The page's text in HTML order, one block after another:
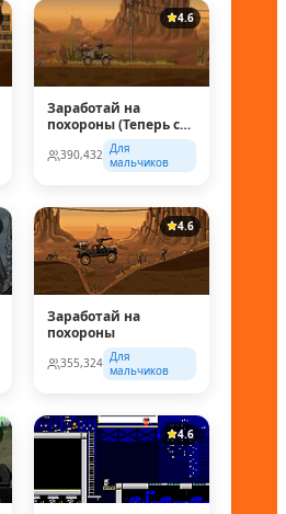
4.6
Заработай на
похороны (Теперь с
супер колесом!)
390,432 Для
мальчиков
4.6
Заработай на
похороны
355,324 Для
мальчиков
4.6